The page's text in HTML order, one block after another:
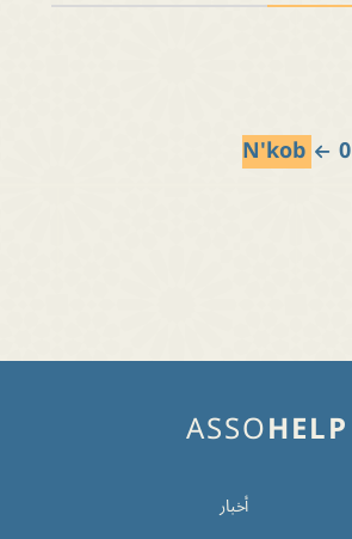
N'kob 0
ASSOHELP
أخبار